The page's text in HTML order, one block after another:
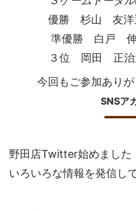
優勝 杉山 友洋
準優勝 白戸
３位 岡田 正治
今回もご参加あり
SNSア
野田店Twitter始めました
いろいろな情報を発信し